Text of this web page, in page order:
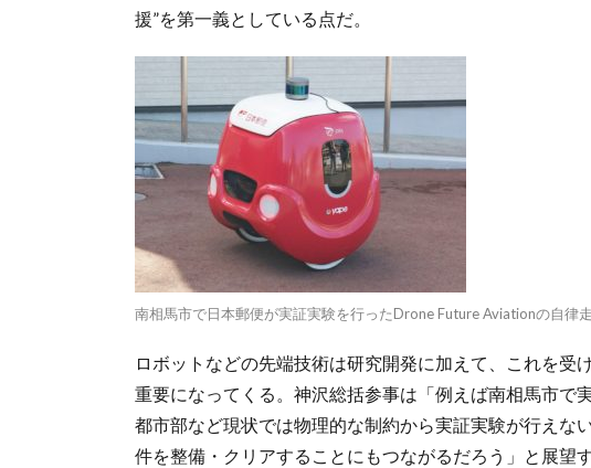
援”を第一義としている点だ。
南相馬市で日本郵便が実証実験を行ったDrone Future Aviationの自律走
ロボットなどの先端技術は研究開発に加えて、これを受
重要になってくる。神沢総括参事は「例えば南相馬市で
都市部など現状では物理的な制約から実証実験が行えな
件を整備・クリアすることにもつながるだろう」と展望す